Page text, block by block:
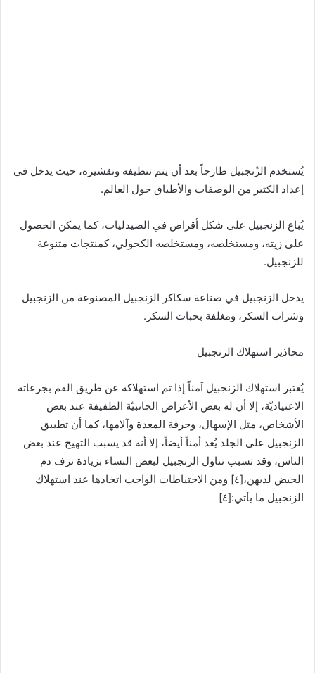
يُستخدم الزّنجبيل طازجاً بعد أن يتم تنظيفه وتقشيره، حيث يدخل في
إعداد الكثير من الوصفات والأطباق حول العالم.
يُباع الزنجبيل على شكل أقراص في الصيدليات، كما يمكن الحصول
على زيته، ومستخلصه، ومستخلصه الكحولي، كمنتجات متنوعة
للزنجبيل.
يدخل الزنجبيل في صناعة سكاكر الزنجبيل المصنوعة من الزنجبيل
وشراب السكر، ومغلفة بحبات السكر.
محاذير استهلاك الزنجبيل
يُعتبر استهلاك الزنجبيل آمناً إذا تم استهلاكه عن طريق الفم بجرعاته
الاعتياديّة، إلا أن له بعض الأعراض الجانبيّة الطفيفة عند بعض
الأشخاص، مثل الإسهال، وحرقة المعدة وآلامها، كما أن تطبيق
الزنجبيل على الجلد يُعد أمناً أيضاً، إلا أنه قد يسبب التهيج عند بعض
الناس، وقد تسبب تناول الزنجبيل لبعض النساء بزيادة نزف دم
الحيض لديهن،[٤] ومن الاحتياطات الواجب اتخاذها عند استهلاك
الزنجبيل ما يأتي:[٤]